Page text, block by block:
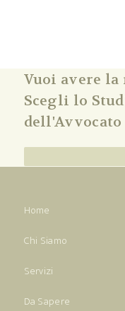
Vuoi avere
Scegli lo
dell'Avvocato
Home
Chi Siamo
Servizi
Da Sapere